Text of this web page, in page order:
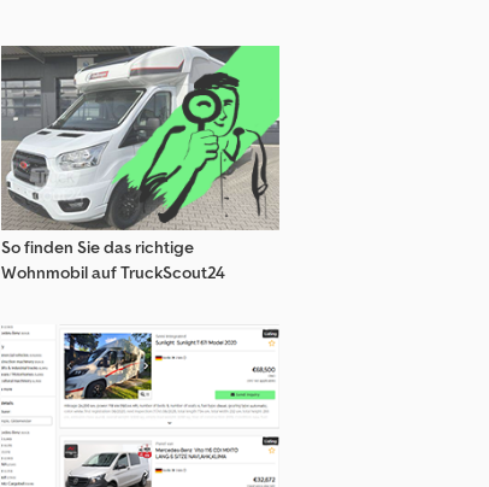
So finden Sie das richtige
Wohnmobil auf TruckScout24